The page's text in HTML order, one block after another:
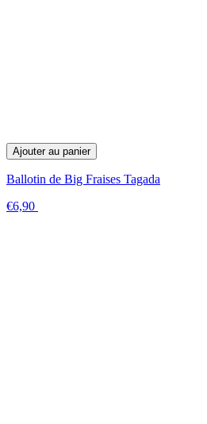
Ajouter au panier
Ballotin de Big Fraises Tagada
€6,90